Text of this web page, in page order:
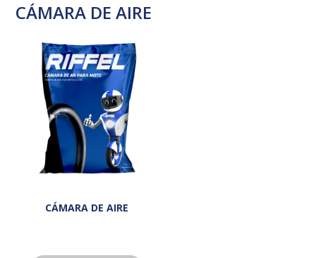
CÁMARA DE AIRE
CÁMARA DE AIRE